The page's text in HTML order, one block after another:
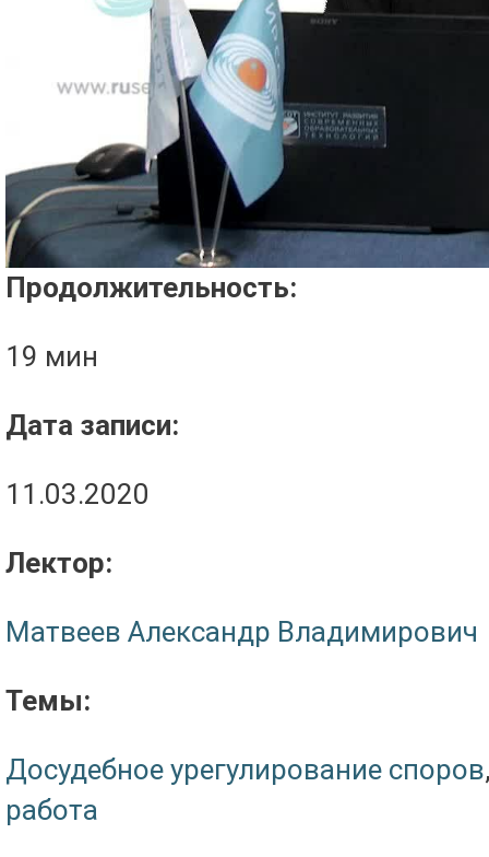
Продолжительность:
19 мин
Дата записи:
11.03.2020
Лектор:
Матвеев Александр Владимирович
Темы:
Досудебное урегулирование споров
работа